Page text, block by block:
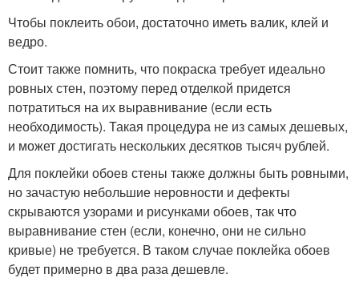
Чтобы поклеить обои, достаточно иметь валик, клей и
ведро.
Стоит также помнить, что покраска требует идеально
ровных стен, поэтому перед отделкой придется
потратиться на их выравнивание (если есть
необходимость). Такая процедура не из самых дешевых,
и может достигать нескольких десятков тысяч рублей.
Для поклейки обоев стены также должны быть ровными,
но зачастую небольшие неровности и дефекты
скрываются узорами и рисунками обоев, так что
выравнивание стен (если, конечно, они не сильно
кривые) не требуется. В таком случае поклейка обоев
будет примерно в два раза дешевле.